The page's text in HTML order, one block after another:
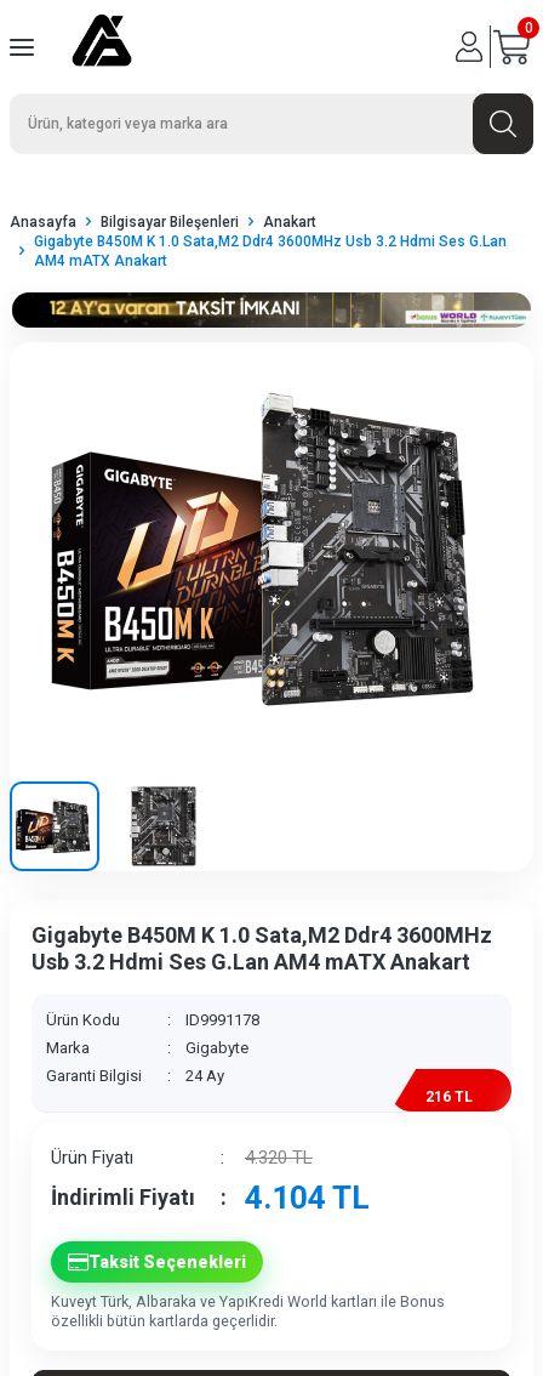
0
Anasayfa Bilgisayar Bileşenleri
Anakart
Gigabyte B450M K 1.0 Sata,M2 Ddr4 3600MHz Usb 3.2 Hdmi Ses G.Lan
AM4 mATX Anakart
Gigabyte B450M K 1.0 Sata,M2 Ddr4 3600MHz
Usb 3.2 Hdmi Ses G.Lan AM4 mATX Anakart
Ürün Kodu :
ID9991178
Marka
:
Gigabyte
Garanti Bilgisi
: 24 Ay
216 TL
Ürün Fiyatı : 4.320TL
İndirimli Fiyatı : 4.104 TL
Taksit Seçenekleri
Kuveyt Türk, Albaraka ve YapıKredi World kartları ile Bonus
özellikli bütün kartlarda geçerlidir.